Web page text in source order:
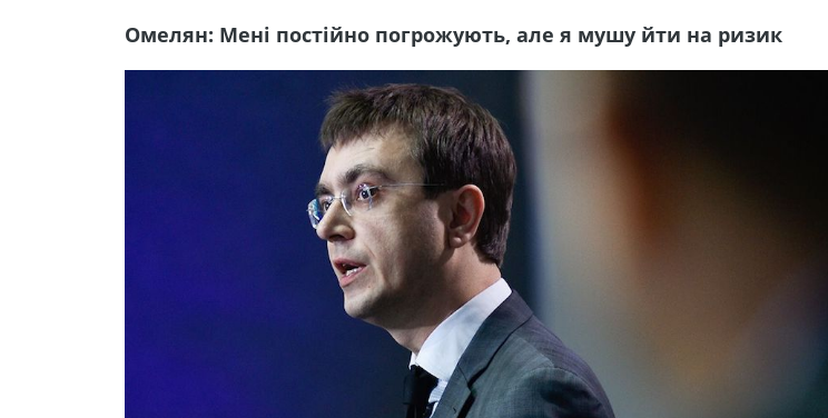
Омелян: Мені постійно погрожують, але я мушу йти на ризик